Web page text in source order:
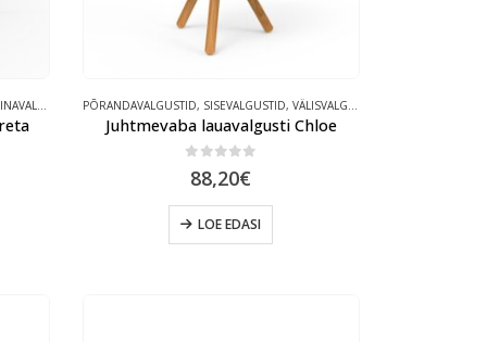
,VÄLISVALGUSTID
PÕRANDAVALGUSTID, SISEVALGUSTID, VÄLISVALGUSTID
Juhtmevaba lauavalgusti Chloe
88,20€
LOE EDASI